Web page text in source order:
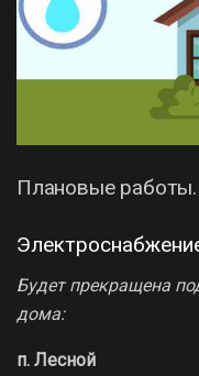
Плановые работы.
Будет прекращена
дома:
п. Лесной